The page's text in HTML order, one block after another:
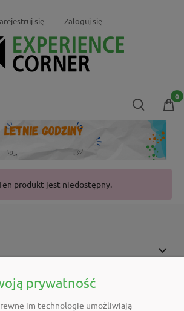
się Zaloguj się
produkt jest niedostępny.
prywatność
im technologie umożliwiają